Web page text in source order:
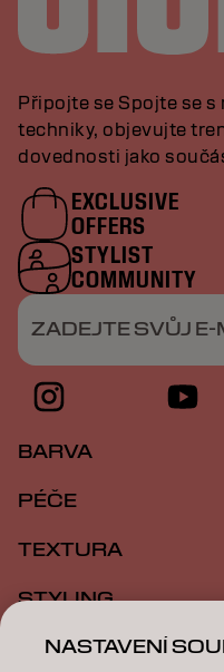
Připojte se Spojte se
techniky, objevujte
dovednosti jako
EXCLUSIVE
OFFERS
STYLIST
COMMUNITY
ZADEJTE SVŮJ E-
BARVA
PÉČE
TEXTURA
STYLING
INSPIRACE
NASTAVENÍ